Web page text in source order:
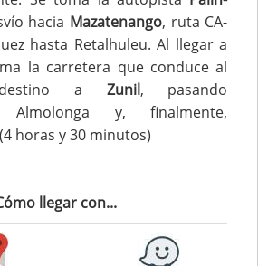
hacia Mazatenango, ruta CA-
hasta Retalhuleu. Al llegar a
la carretera que conduce al
a Zunil, pasando
Almolonga y, finalmente,
horas y 30 minutos)
llegar con...